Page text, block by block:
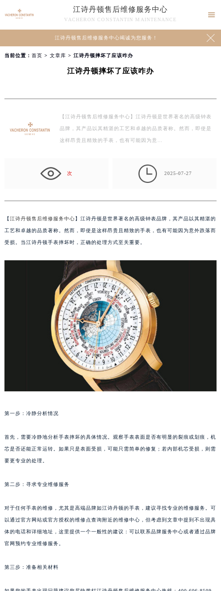
江诗丹顿售后维修服务中心
VACHERON CONSTANTIN MAINTENANCE

江诗丹顿售后维修服务中心竭诚为您服务！ 
当前位置： 首页 > 文章库 > 江诗丹顿摔坏了应该咋办
江诗丹顿摔坏了应该咋办
【江诗丹顿售后维修服务中心】江诗丹顿是世界著名的高级钟表
品牌，其产品以其精湛的工艺和卓越的品质著称。然而，即使是
这样昂贵且精致的手表，也有可能因为意…
次  2025-07-27
【江诗丹顿售后维修服务中心】江诗丹顿是世界著名的高级钟表品牌，其产品以其精湛的
工艺和卓越的品质著称。然而，即使是这样昂贵且精致的手表，也有可能因为意外跌落而
受损。当江诗丹顿手表摔坏时，正确的处理方式至关重要。
第一步：冷静分析情况
首先，需要冷静地分析手表摔坏的具体情况。观察手表表面是否有明显的裂痕或划痕，机
芯是否还能正常运转。如果只是表面受损，可能只需简单的修复；若内部机芯受损，则需
要更专业的处理。
第二步：寻求专业维修服务
对于任何手表的维修，尤其是高端品牌如江诗丹顿的手表，建议寻找专业的维修服务。可
以通过官方网站或官方授权的维修点查询附近的维修中心，但考虑到文章中提到不出现具
体的电话和详细地址，这里提供一个一般性的建议：可以联系品牌服务中心或者通过品牌
官网预约专业维修服务。
第三步：准备相关材料